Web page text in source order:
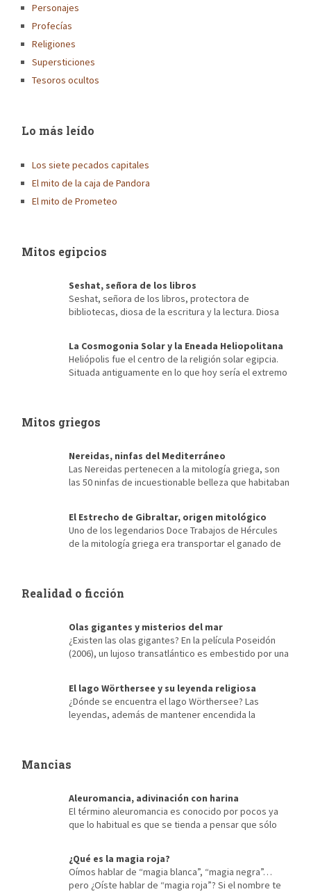
Personajes
Profecías
Religiones
Supersticiones
Tesoros ocultos
Lo más leído
Los siete pecados capitales
El mito de la caja de Pandora
El mito de Prometeo
Mitos egipcios
Seshat, señora de los libros
Seshat, señora de los libros, protectora de
bibliotecas, diosa de la escritura y la lectura. Diosa
alguien que ama los libros, para quien sus momentos más
recordados se encuentran entre las estanterías de una vieja
biblioteca […]
La Cosmogonia Solar y la Eneada Heliopolitana
Heliópolis fue el centro de la religión solar egipcia.
Situada antiguamente en lo que hoy sería el extremo
Reino Antiguo, la que posibilitó […]
Mitos griegos
Nereidas, ninfas del Mediterráneo
Las Nereidas pertenecen a la mitología griega, son
las 50 ninfas de incuestionable belleza que habitaban
formas en que era visto el mar Mediterráneo, Talía era una
nereida color verde esmeralda y Galatea blanca como la leche,
El Estrecho de Gibraltar, origen mitológico
Uno de los legendarios Doce Trabajos de Hércules
de la mitología griega era transportar el ganado de
Gibraltar Hércules, en lugar de escalar las montañas, […]
Realidad o ficción
Olas gigantes y misterios del mar
¿Existen las olas gigantes? En la película Poseidón
(2006), un lujoso transatlántico es embestido por una
a punto de ser engullido por las fauces de una inmensa criatura.
Como el film tampoco da más de sí, al salir del cine la […]
El lago Wörthersee y su leyenda religiosa
¿Dónde se encuentra el lago Wörthersee? Las
leyendas, además de mantener encendida la
se extiende desde la bahía del pueblo de Velden. […]
Mancias
Aleuromancia, adivinación con harina
El término aleuromancia es conocido por pocos ya
que lo habitual es que se tienda a pensar que sólo
tales como la quiromancia o lectura de las líneas de la mano, o
las tiradas de tarot, entre otros. Pero los métodos empleados a
lo largo de la historia para […]
¿Qué es la magia roja?
Oímos hablar de “magia blanca”, “magia negra”…
pero ¿Oíste hablar de “magia roja”? Si el nombre te